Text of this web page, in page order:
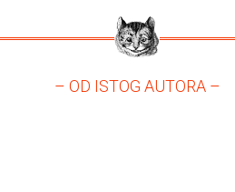
– OD ISTOG AUTORA –